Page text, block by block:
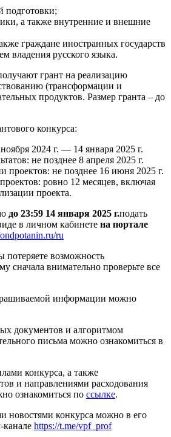
подготовки;
а также внутренние и внешние
граждане иностранных государств
владения русского языка.
грант на реализацию
(трансформации и
продуктов. Размер гранта – до
конкурса:
2024 г. — 14 января 2025 г.
не позднее 8 апреля 2025 г.
проектов: не позднее 16 июня 2025 г.
ровно 12 месяцев, включая
проекта.
до 23:59 14 января 2025 г.подать
в личном кабинете на портале
ru
потеряете возможность
сначала внимательно проверьте все
информации можно
документов и алгоритмом
письма можно ознакомиться в
конкурса, а также
и направлениями расходования
ознакомиться по ссылке.
новостями конкурса можно в его
канале https://t.me/vpf_prof